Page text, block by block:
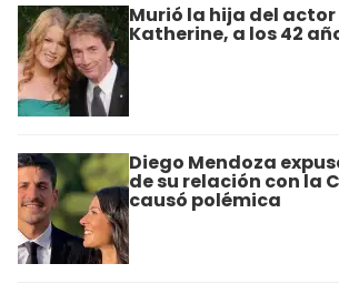
Murió la hija del
Katherine, a los 42
Diego Mendoza
de su relación con la
causó polémica